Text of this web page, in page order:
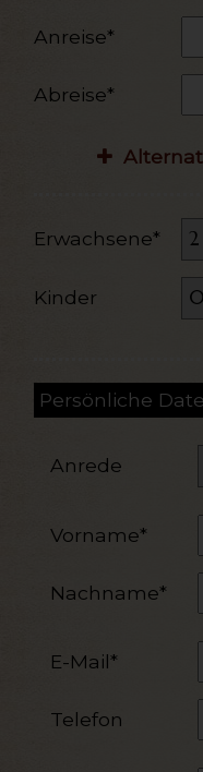
Anreise*
Abreise*
Erwachsene*
Kinder
Persönliche
Anrede
Vorname*
Nachname*
E-Mail*
Telefon